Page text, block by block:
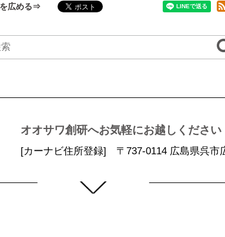
広める
オオサワ創研へお気軽にお越しください
[カーナビ住所登録] 〒737-0114 広島県呉市